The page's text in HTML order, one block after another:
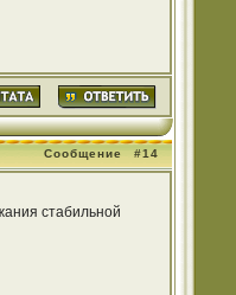
Сообщение #14
стабильной